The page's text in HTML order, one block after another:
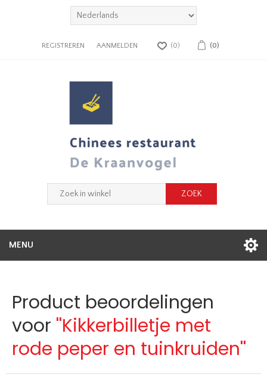
REGISTREREN AANMELDEN (0) (0)
MENU
Product beoordelingen
voor Kikkerbilletje met
rode peper en tuinkruiden